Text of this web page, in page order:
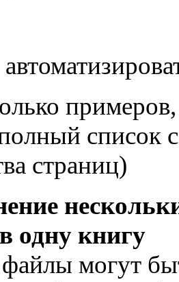
примеров,
список
страниц)
одну книгу
могут